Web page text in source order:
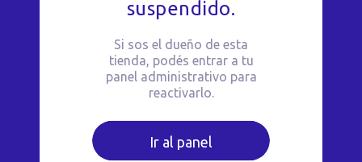
suspendido.
Si sos el dueño de esta
tienda, podés entrar a tu
panel administrativo para
reactivarlo.
Ir al panel